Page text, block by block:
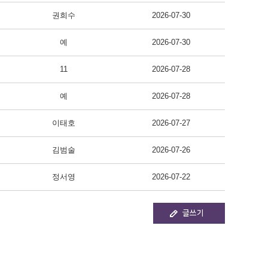
권희수 2026-07-30
예 2026-07-30
11 2026-07-28
예 2026-07-28
이태호 2026-07-27
김범술 2026-07-26
정서영 2026-07-22
글쓰기